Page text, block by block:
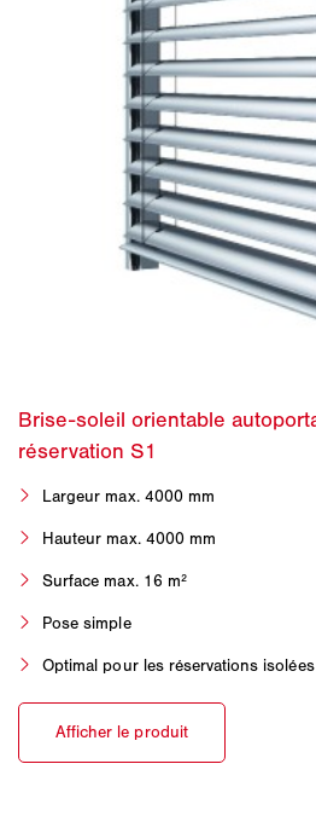
Largeur max. 4000 mm
Hauteur max. 4000 mm
Surface max. 16 m²
Pose simple
Optimal pour les réservations isolées